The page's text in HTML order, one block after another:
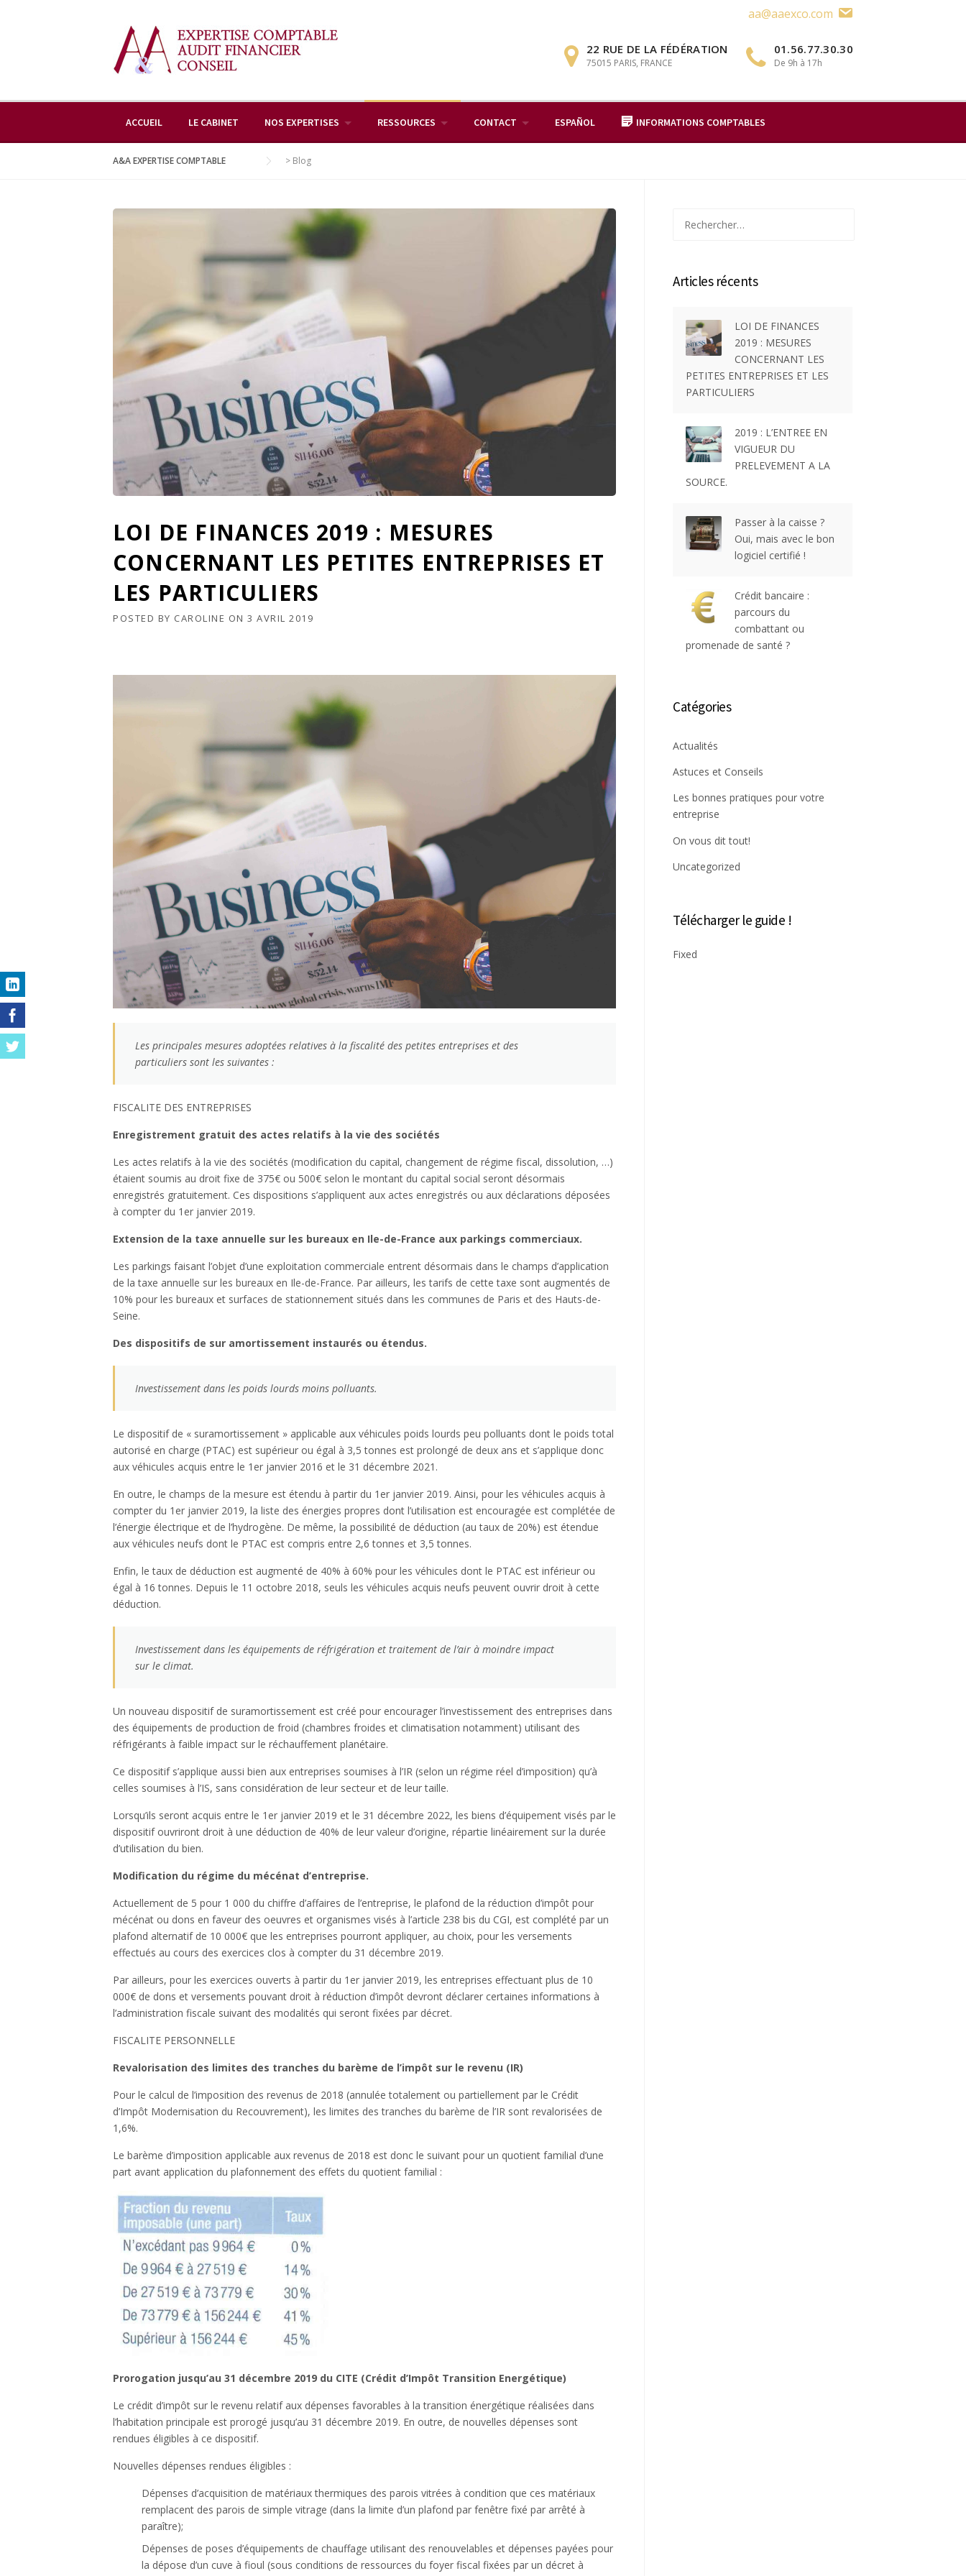
aa@aaexco.com
22 RUE DE LA FÉDÉRATION
75015 PARIS, FRANCE
01.56.77.30.30
De 9h à 17h
ACCUEIL LE CABINET NOS EXPERTISES RESSOURCES CONTACT ESPAÑOL INFORMATIONS COMPTABLES
A&A EXPERTISE COMPTABLE > Blog
LOI DE FINANCES 2019 : MESURES
CONCERNANT LES PETITES ENTREPRISES ET
LES PARTICULIERS
POSTED BY CAROLINE ON 3 AVRIL 2019
Les principales mesures adoptées relatives à la fiscalité des petites entreprises et des
particuliers sont les suivantes :
FISCALITE DES ENTREPRISES
Enregistrement gratuit des actes relatifs à la vie des sociétés
Les actes relatifs à la vie des sociétés (modification du capital, changement de régime fiscal, dissolution, …)
étaient soumis au droit fixe de 375€ ou 500€ selon le montant du capital social seront désormais
enregistrés gratuitement. Ces dispositions s’appliquent aux actes enregistrés ou aux déclarations déposées
à compter du 1er janvier 2019.
Extension de la taxe annuelle sur les bureaux en Ile-de-France aux parkings commerciaux.
Les parkings faisant l’objet d’une exploitation commerciale entrent désormais dans le champs d’application
de la taxe annuelle sur les bureaux en Ile-de-France. Par ailleurs, les tarifs de cette taxe sont augmentés de
10% pour les bureaux et surfaces de stationnement situés dans les communes de Paris et des Hauts-de-
Seine.
Des dispositifs de sur amortissement instaurés ou étendus.
Investissement dans les poids lourds moins polluants.
Le dispositif de « suramortissement » applicable aux véhicules poids lourds peu polluants dont le poids total
autorisé en charge (PTAC) est supérieur ou égal à 3,5 tonnes est prolongé de deux ans et s’applique donc
aux véhicules acquis entre le 1er janvier 2016 et le 31 décembre 2021.
En outre, le champs de la mesure est étendu à partir du 1er janvier 2019. Ainsi, pour les véhicules acquis à
compter du 1er janvier 2019, la liste des énergies propres dont l’utilisation est encouragée est complétée de
l’énergie électrique et de l’hydrogène. De même, la possibilité de déduction (au taux de 20%) est étendue
aux véhicules neufs dont le PTAC est compris entre 2,6 tonnes et 3,5 tonnes.
Enfin, le taux de déduction est augmenté de 40% à 60% pour les véhicules dont le PTAC est inférieur ou
égal à 16 tonnes. Depuis le 11 octobre 2018, seuls les véhicules acquis neufs peuvent ouvrir droit à cette
déduction.
Investissement dans les équipements de réfrigération et traitement de l’air à moindre impact
sur le climat.
Un nouveau dispositif de suramortissement est créé pour encourager l’investissement des entreprises dans
des équipements de production de froid (chambres froides et climatisation notamment) utilisant des
réfrigérants à faible impact sur le réchauffement planétaire.
Ce dispositif s’applique aussi bien aux entreprises soumises à l’IR (selon un régime réel d’imposition) qu’à
celles soumises à l’IS, sans considération de leur secteur et de leur taille.
Lorsqu’ils seront acquis entre le 1er janvier 2019 et le 31 décembre 2022, les biens d’équipement visés par le
dispositif ouvriront droit à une déduction de 40% de leur valeur d’origine, répartie linéairement sur la durée
d’utilisation du bien.
Modification du régime du mécénat d’entreprise.
Actuellement de 5 pour 1 000 du chiffre d’affaires de l’entreprise, le plafond de la réduction d’impôt pour
mécénat ou dons en faveur des oeuvres et organismes visés à l’article 238 bis du CGI, est complété par un
plafond alternatif de 10 000€ que les entreprises pourront appliquer, au choix, pour les versements
effectués au cours des exercices clos à compter du 31 décembre 2019.
Par ailleurs, pour les exercices ouverts à partir du 1er janvier 2019, les entreprises effectuant plus de 10
000€ de dons et versements pouvant droit à réduction d’impôt devront déclarer certaines informations à
l’administration fiscale suivant des modalités qui seront fixées par décret.
FISCALITE PERSONNELLE
Revalorisation des limites des tranches du barème de l’impôt sur le revenu (IR)
Pour le calcul de l’imposition des revenus de 2018 (annulée totalement ou partiellement par le Crédit
d’Impôt Modernisation du Recouvrement), les limites des tranches du barème de l’IR sont revalorisées de
1,6%.
Le barème d’imposition applicable aux revenus de 2018 est donc le suivant pour un quotient familial d’une
part avant application du plafonnement des effets du quotient familial :
Prorogation jusqu’au 31 décembre 2019 du CITE (Crédit d’Impôt Transition Energétique)
Le crédit d’impôt sur le revenu relatif aux dépenses favorables à la transition énergétique réalisées dans
l’habitation principale est prorogé jusqu’au 31 décembre 2019. En outre, de nouvelles dépenses sont
rendues éligibles à ce dispositif.
Nouvelles dépenses rendues éligibles :
Dépenses d’acquisition de matériaux thermiques des parois vitrées à condition que ces matériaux
remplacent des parois de simple vitrage (dans la limite d’un plafond par fenêtre fixé par arrêté à
paraître);
Dépenses de poses d’équipements de chauffage utilisant des renouvelables et dépenses payées pour
la dépose d’un cuve à fioul (sous conditions de ressources du foyer fiscal fixées par un décret à
Articles récents
LOI DE FINANCES
2019 : MESURES
CONCERNANT LES
PETITES ENTREPRISES ET LES
PARTICULIERS
2019 : L’ENTREE EN
VIGUEUR DU
PRELEVEMENT A LA
SOURCE.
Passer à la caisse ?
Oui, mais avec le bon
logiciel certifié !
Crédit bancaire :
parcours du
combattant ou
promenade de santé ?
Catégories
Actualités
Astuces et Conseils
Les bonnes pratiques pour votre
entreprise
On vous dit tout!
Uncategorized
Télécharger le guide !
Fixed